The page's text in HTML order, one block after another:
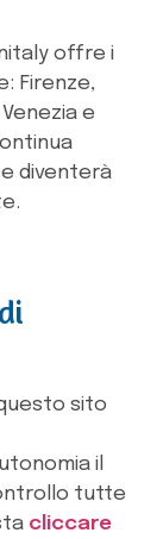
offre i
Firenze,
e
diventerà
sito
il
tutte
cliccare